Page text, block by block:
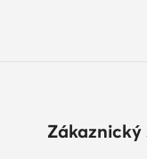
Zákaznický